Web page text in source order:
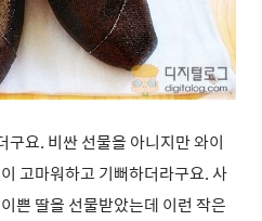
요. 비싼 선물을 아니지만 와이
고마워하고 기뻐하더라구요. 사
쁜 딸을 선물받았는데 이런 작은